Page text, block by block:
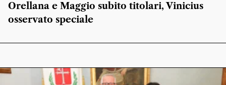
Orellana e Maggio subito titolari, Vinicius
osservato speciale